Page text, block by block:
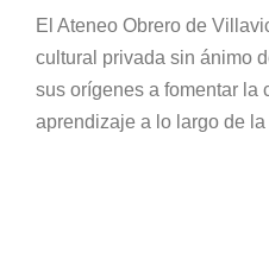
El Ateneo Obrero de
cultural privada sin ánimo
sus orígenes a fomentar la
aprendizaje a lo largo de la